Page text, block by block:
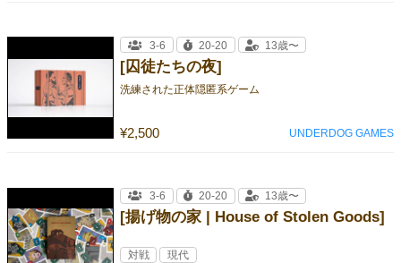
[囚徒たちの夜]
洗練された正体隠匿系ゲーム
¥2,500
3-6 20-20 13歳〜
UNDERDOG GAMES
[揚げ物の家 | House of Stolen Goods]
3-6 20-20 13歳〜
対戦 現代